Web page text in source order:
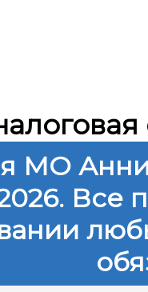
МО
Все